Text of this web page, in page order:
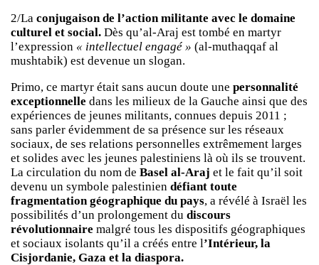
2/La conjugaison de l’action militante avec le domaine
culturel et social. Dès qu’al-Araj est tombé en martyr
l’expression « intellectuel engagé » (al-muthaqqaf al
mushtabik) est devenue un slogan.
Primo, ce martyr était sans aucun doute une personnalité
exceptionnelle dans les milieux de la Gauche ainsi que des
expériences de jeunes militants, connues depuis 2011 ;
sans parler évidemment de sa présence sur les réseaux
sociaux, de ses relations personnelles extrêmement larges
et solides avec les jeunes palestiniens là où ils se trouvent.
La circulation du nom de Basel al-Araj et le fait qu’il soit
devenu un symbole palestinien défiant toute
fragmentation géographique du pays, a révélé à Israël les
possibilités d’un prolongement du discours
révolutionnaire malgré tous les dispositifs géographiques
et sociaux isolants qu’il a créés entre l’Intérieur, la
Cisjordanie, Gaza et la diaspora.